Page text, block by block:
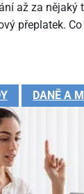
až za nějaký
přeplatek.
DANĚ A